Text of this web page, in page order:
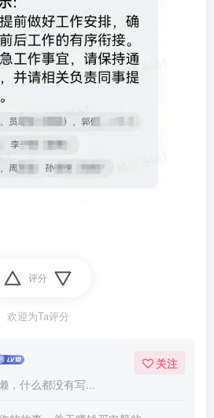
评分
欢迎为Ta评分
，什么都没有写...
关注